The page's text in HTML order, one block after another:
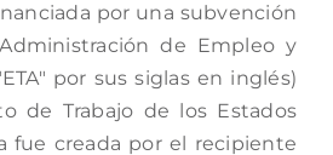
por una subvención
de Empleo y
por sus siglas en inglés)
de Trabajo de los Estados
fue creada por el recipiente